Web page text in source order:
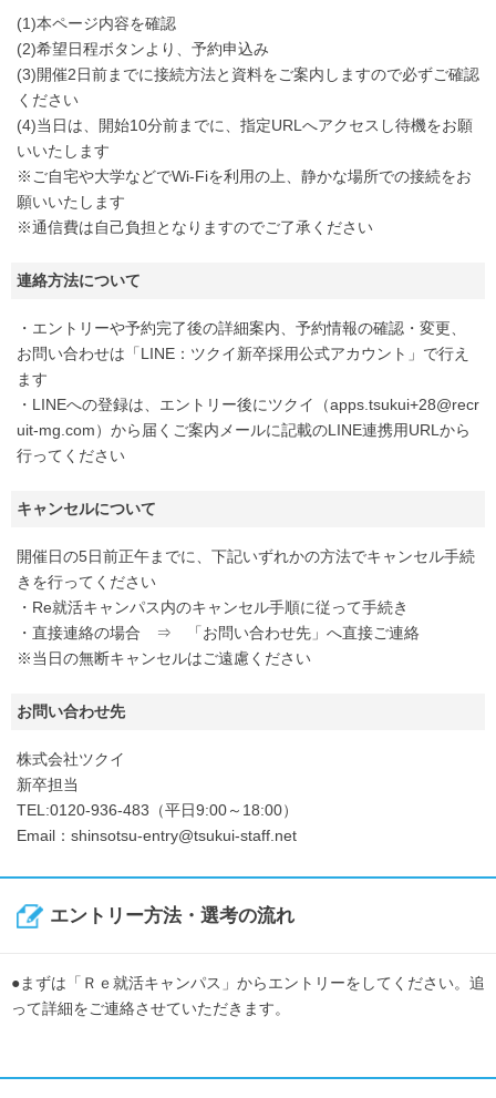
(1)本ページ内容を確認
(2)希望日程ボタンより、予約申込み
(3)開催2日前までに接続方法と資料をご案内しますので必ずご確認
ください
(4)当日は、開始10分前までに、指定URLへアクセスし待機をお願
いいたします
※ご自宅や大学などでWi-Fiを利用の上、静かな場所での接続をお
願いいたします
※通信費は自己負担となりますのでご了承ください
連絡方法について
・エントリーや予約完了後の詳細案内、予約情報の確認・変更、
お問い合わせは「LINE：ツクイ新卒採用公式アカウント」で行え
ます
・LINEへの登録は、エントリー後にツクイ（apps.tsukui+28@recr
uit-mg.com）から届くご案内メールに記載のLINE連携用URLから
行ってください
キャンセルについて
開催日の5日前正午までに、下記いずれかの方法でキャンセル手続
きを行ってください
・Re就活キャンパス内のキャンセル手順に従って手続き
・直接連絡の場合 ⇒ 「お問い合わせ先」へ直接ご連絡
※当日の無断キャンセルはご遠慮ください
お問い合わせ先
株式会社ツクイ
新卒担当
TEL:0120-936-483（平日9:00～18:00）
Email：shinsotsu-entry@tsukui-staff.net
エントリー方法・選考の流れ
●まずは「Ｒｅ就活キャンパス」からエントリーをしてください。追
って詳細をご連絡させていただきます。